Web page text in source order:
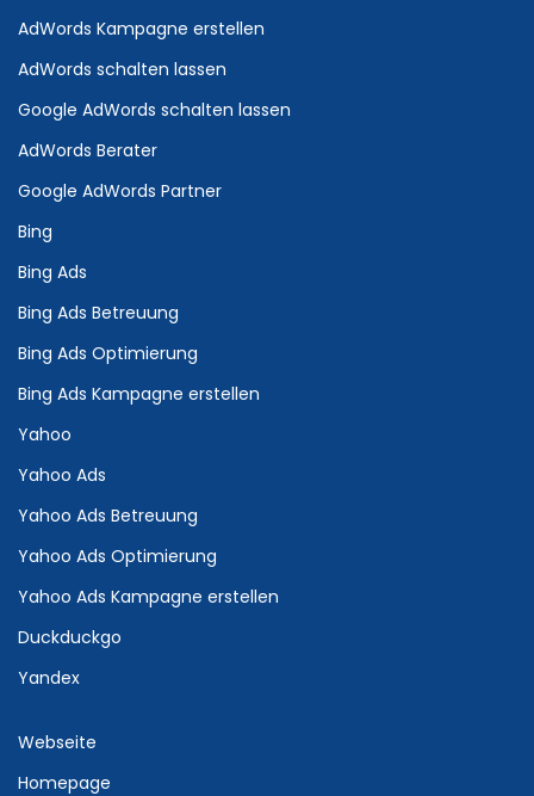
AdWords Kampagne erstellen
AdWords schalten lassen
Google AdWords schalten lassen
AdWords Berater
Google AdWords Partner
Bing
Bing Ads
Bing Ads Betreuung
Bing Ads Optimierung
Bing Ads Kampagne erstellen
Yahoo
Yahoo Ads
Yahoo Ads Betreuung
Yahoo Ads Optimierung
Yahoo Ads Kampagne erstellen
Duckduckgo
Yandex
Webseite
Homepage